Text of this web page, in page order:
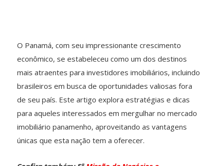
O Panamá, com seu impressionante crescimento
econômico, se estabeleceu como um dos destinos
mais atraentes para investidores imobiliários, incluindo
brasileiros em busca de oportunidades valiosas fora
de seu país. Este artigo explora estratégias e dicas
para aqueles interessados em mergulhar no mercado
imobiliário panamenho, aproveitando as vantagens
únicas que esta nação tem a oferecer.